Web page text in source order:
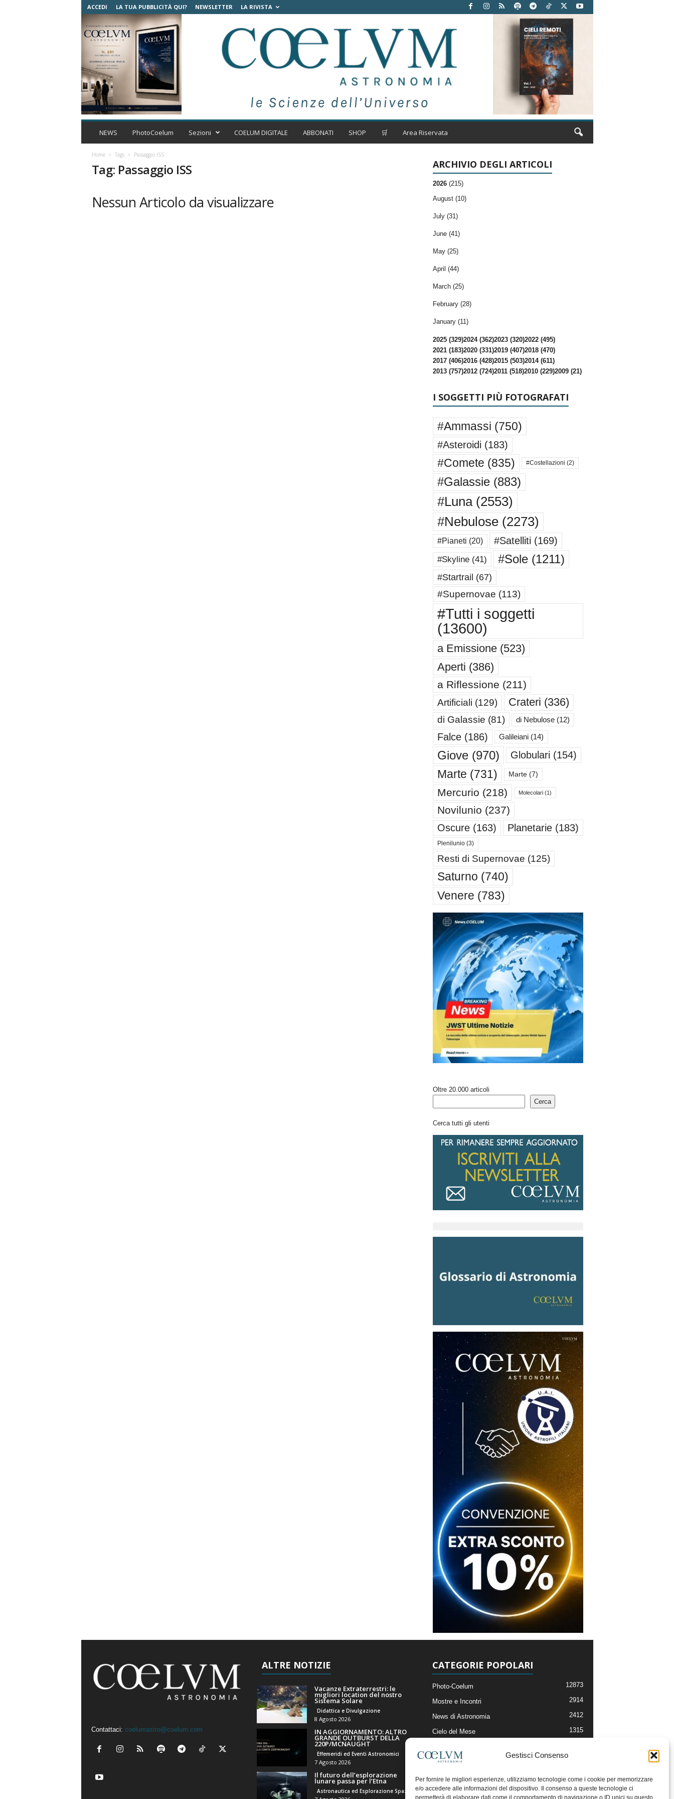
Gestisci Consenso
Per fornire le migliori esperienze, utilizziamo tecnologie come i cookie per memorizzare
e/o accedere alle informazioni del dispositivo. Il consenso a queste tecnologie ci
permetterà di elaborare dati come il comportamento di navigazione o ID unici su questo
ACCEDI LA TUA PUBBLICITÀ QUI? NEWSLETTER LA RIVISTA
C
m
t
NEWS PhotoCoelum Sezioni COELUM DIGITALE ABBONATI SHOP 🛒 Area Riservata
Home Tags Passaggio ISS
Tag: Passaggio ISS
Nessun Articolo da visualizzare
ARCHIVIO DEGLI ARTICOLI
2026 (215)
August (10)
July (31)
June (41)
May (25)
April (44)
March (25)
February (28)
January (11)
2025 (329)2024 (362)2023 (320)2022 (495)
2021 (183)2020 (331)2019 (407)2018 (470)
2017 (406)2016 (428)2015 (503)2014 (611)
2013 (757)2012 (724)2011 (518)2010 (229)2009 (21)
I SOGGETTI PIÙ FOTOGRAFATI
#Ammassi (750)
#Asteroidi (183)
#Comete (835) #Costellazioni (2)
#Galassie(883)
#Luna(2553)
#Nebulose(2273)
#Pianeti (20) #Satelliti (169)
#Skyline(41) #Sole(1211)
#Startrail (67)
#Supernovae (113)
#Tutti i soggetti
(13600)
a Emissione(523)
Aperti (386)
a Riflessione (211)
Artificiali (129) Crateri (336)
di Galassie (81) di Nebulose(12)
Falce(186) Galileiani(14)
Giove(970) Globulari (154)
Marte (731) Marte(7)
Mercurio (218) Molecolari(1)
Novilunio (237)
Oscure(163) Planetarie(183)
Plenilunio(3)
Resti di Supernovae (125)
Saturno (740)
Venere (783)
Oltre 20.000 articoli
Cerca
Cerca tutti gli utenti
Contattaci: coelumastro@coelum.com
ALTRE NOTIZIE
Vacanze Extraterrestri: le
migliori location del nostro
Sistema Solare
Didattica e Divulgazione
8 Agosto 2026
IN AGGIORNAMENTO: ALTRO
GRANDE OUTBURST DELLA
220P/MCNAUGHT
Effemeridi ed Eventi Astronomici
7 Agosto 2026
Il futuro dell’esplorazione
lunare passa per l’Etna
CATEGORIE POPOLARI
Photo-Coelum 12873
Mostre e Incontri 2914
News di Astronomia 2412
Cielo del Mese 1315
Articoli e Risorse On-Line
Il Blog della Redazione